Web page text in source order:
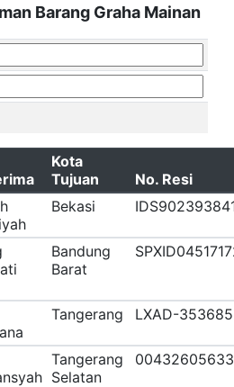
Barang Graha Mainan
Kota
Tujuan
No. Resi
Bekasi
Bandung
Barat
Tangerang LXAD-
Tangerang
Selatan